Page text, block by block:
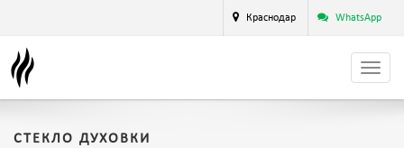
Краснодар WhatsApp
СТЕКЛО ДУХОВКИ